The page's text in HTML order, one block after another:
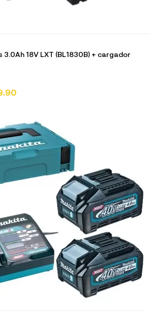
18V LXT (BL1830B) + cargador